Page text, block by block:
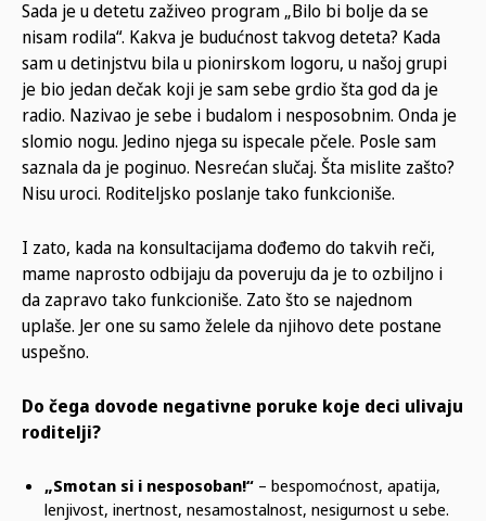
Sada je u detetu zaživeo program „Bilo bi bolje da se
nisam rodila“. Kakva je budućnost takvog deteta? Kada
sam u detinjstvu bila u pionirskom logoru, u našoj grupi
je bio jedan dečak koji je sam sebe grdio šta god da je
radio. Nazivao je sebe i budalom i nesposobnim. Onda je
slomio nogu. Jedino njega su ispecale pčele. Posle sam
saznala da je poginuo. Nesrećan slučaj. Šta mislite zašto?
Nisu uroci. Roditeljsko poslanje tako funkcioniše.
I zato, kada na konsultacijama dođemo do takvih reči,
mame naprosto odbijaju da poveruju da je to ozbiljno i
da zapravo tako funkcioniše. Zato što se najednom
uplaše. Jer one su samo želele da njihovo dete postane
uspešno.
Do čega dovode negativne poruke koje deci ulivaju
roditelji?
„Smotan si i nesposoban!“ – bespomoćnost, apatija,
lenjivost, inertnost, nesamostalnost, nesigurnost u sebe.